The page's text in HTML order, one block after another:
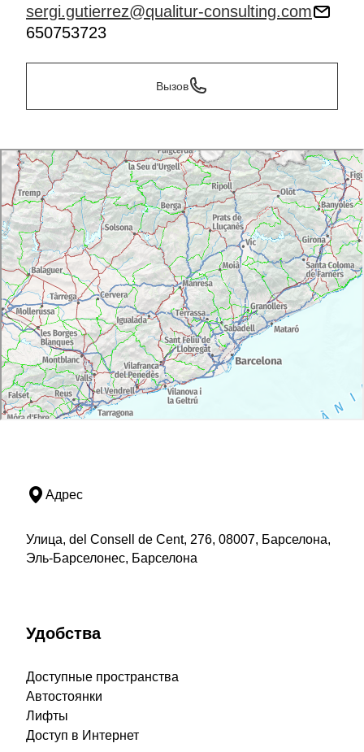
sergi.gutierrez@qualitur-consulting.com
650753723
Вызов
Адрес
Улица, del Consell de Cent, 276, 08007, Барселона,
Эль-Барселонес, Барселона
Удобства
Доступные пространства
Автостоянки
Лифты
Доступ в Интернет